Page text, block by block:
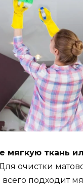
мягкую ткань
очистки
подходит